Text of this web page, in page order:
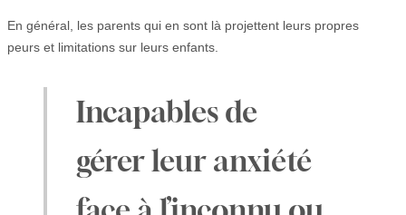
En général, les parents qui en sont là projettent leurs propres
peurs et limitations sur leurs enfants.
Incapables de
gérer leur anxiété